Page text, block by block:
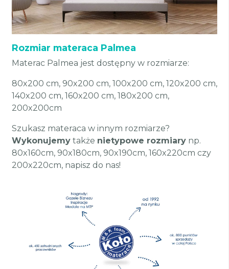
Rozmiar materaca Palmea
Materac Palmea jest dostępny w rozmiarze:
80x200 cm, 90x200 cm, 100x200 cm, 120x200 cm,
140x200 cm, 160x200 cm, 180x200 cm,
200x200cm
Szukasz materaca w innym rozmiarze?
Wykonujemy także nietypowe rozmiary np.
80x160cm, 90x180cm, 90x190cm, 160x220cm czy
200x220cm, napisz do nas!